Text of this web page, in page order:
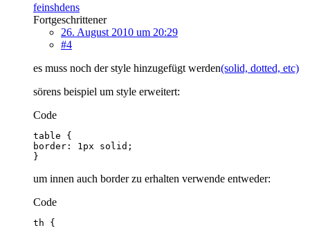
feinshdens
Fortgeschrittener
26. August 2010 um 20:29
#4
es muss noch der style hinzugefügt werden(solid, dotted, etc)
sörens beispiel um style erweitert:
Code
}
um innen auch border zu erhalten verwende entweder:
Code